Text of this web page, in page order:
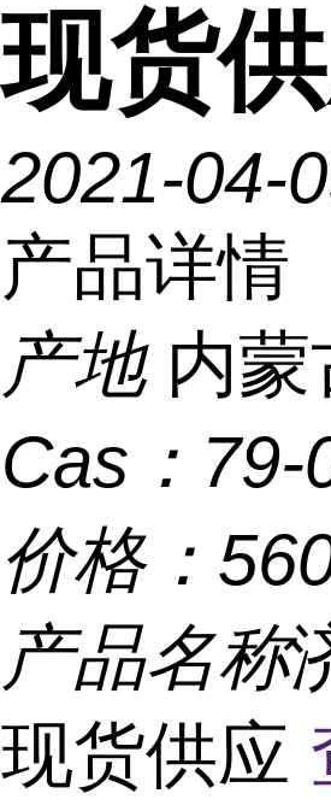
现货
2021-04-
产品详情
产地 内
Cas： 79-
价格：
产品名称
现货供应